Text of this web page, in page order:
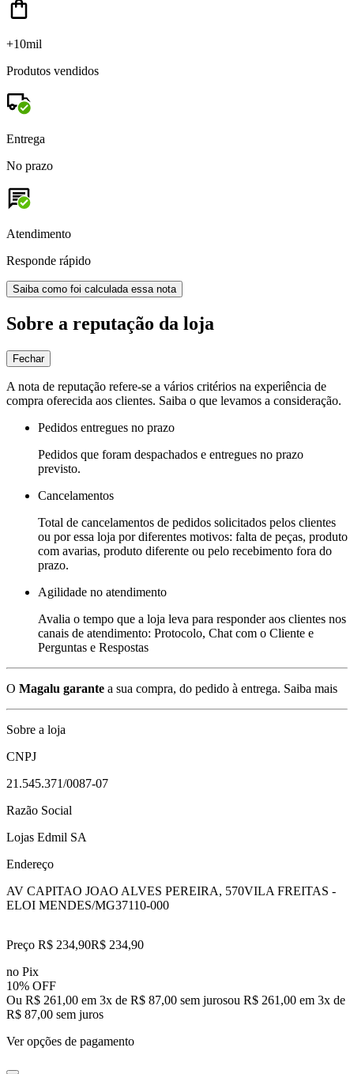
+10mil
Produtos vendidos
Entrega
No prazo
Atendimento
Responde rápido
Saiba como foi calculada essa nota
Sobre a reputação da loja
Fechar
A nota de reputação refere-se a vários critérios na experiência de
compra oferecida aos clientes. Saiba o que levamos a consideração.
Pedidos entregues no prazo
Pedidos que foram despachados e entregues no prazo
previsto.
Cancelamentos
Total de cancelamentos de pedidos solicitados pelos clientes
ou por essa loja por diferentes motivos: falta de peças, produto
com avarias, produto diferente ou pelo recebimento fora do
prazo.
Agilidade no atendimento
Avalia o tempo que a loja leva para responder aos clientes nos
canais de atendimento: Protocolo, Chat com o Cliente e
Perguntas e Respostas
O Magalu garante a sua compra, do pedido à entrega. Saiba mais
Sobre a loja
CNPJ
21.545.371/0087-07
Razão Social
Lojas Edmil SA
Endereço
AV CAPITAO JOAO ALVES PEREIRA, 570VILA FREITAS -
ELOI MENDES/MG37110-000
Preço R$ 234,90R$ 234,90
no Pix
10% OFF
Ou R$ 261,00 em 3x de R$ 87,00 sem jurosou R$ 261,00 em 3x de
R$ 87,00 sem juros
Ver opções de pagamento